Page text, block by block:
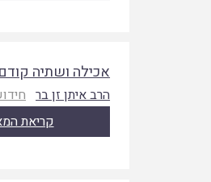
אכילה ושתיה
הרב איתן זן בר
קריאת